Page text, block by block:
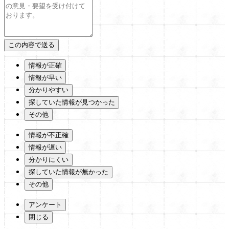
情報が正確
情報が早い
分かりやすい
探していた情報が見つかった
その他
情報が不正確
情報が遅い
分かりにくい
探していた情報が無かった
その他
アンケート
閉じる